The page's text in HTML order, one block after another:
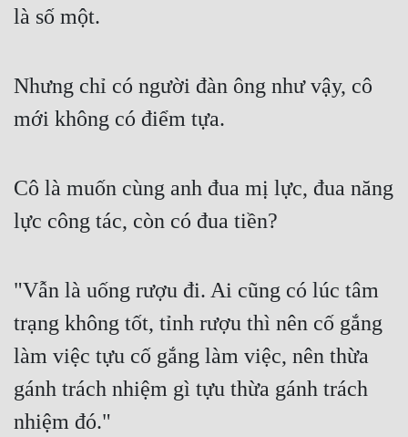
Tội Phạm
Xuyên Nhanh
Xuyên Thư
Điền Văn
Đô Thị
Đông Phương
Đông Phương Huyền Huyễn
là số một.
Nhưng chỉ có người đàn ông như vậy, cô
mới không có điểm tựa.
Cô là muốn cùng anh đua mị lực, đua năng
lực công tác, còn có đua tiền?
"Vẫn là uống rượu đi. Ai cũng có lúc tâm
trạng không tốt, tỉnh rượu thì nên cố gắng
làm việc tựu cố gắng làm việc, nên thừa
gánh trách nhiệm gì tựu thừa gánh trách
nhiệm đó."